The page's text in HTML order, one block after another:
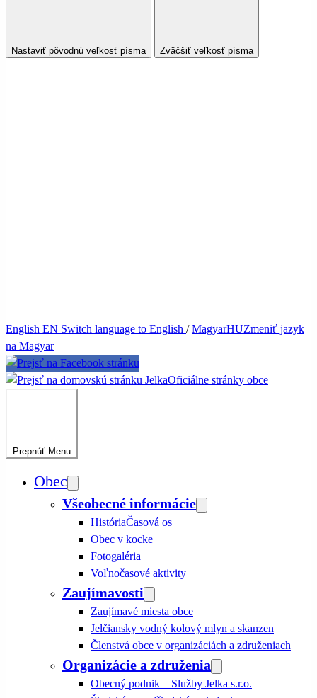
Nastaviť pôvodnú veľkosť písma Zväčšiť veľkosť písma
English EN Switch language to English /MagyarHUZmeniť jazyk
na Magyar
JelkaOficiálne stránky obce
Prepnúť Menu
Obec
Všeobecné informácie
HistóriaČasová os
Obec v kocke
Fotogaléria
Voľnočasové aktivity
Zaujímavosti
Zaujímavé miesta obce
Jelčiansky vodný kolový mlyn a skanzen
Členstvá obce v organizáciách a združeniach
Organizácie a združenia
Obecný podnik – Služby Jelka s.r.o.